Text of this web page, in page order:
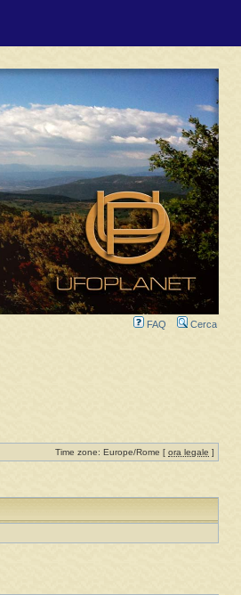
FAQ Cerca
Time zone: Europe/Rome [ ora legale ]